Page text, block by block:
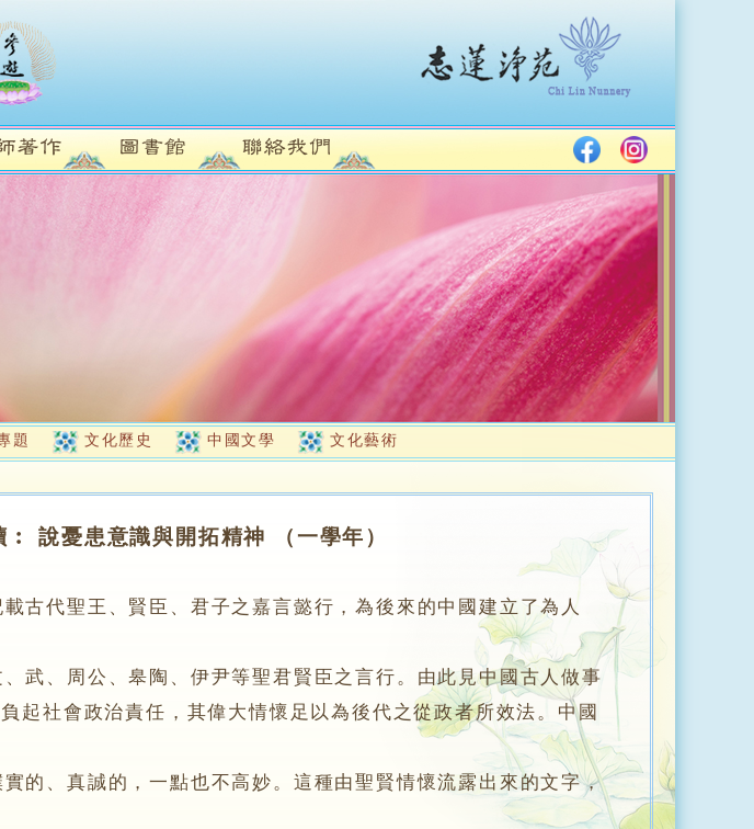
題 文化歷史 中國文學 文化藝術
︰ 說憂患意識與開拓精神 （一學年）
古代聖王、賢臣、君子之嘉言懿行，為後來的中國建立了為人
、周公、皋陶、伊尹等聖君賢臣之言行。由此見中國古人做事
起社會政治責任，其偉大情懷足以為後代之從政者所效法。中國
、真誠的，一點也不高妙。這種由聖賢情懷流露出來的文字，